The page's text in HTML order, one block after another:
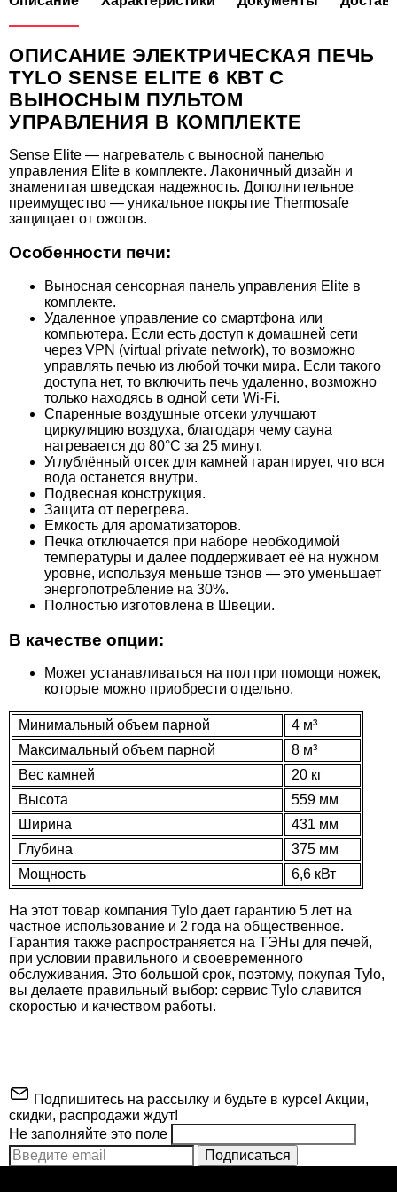
85.758
87.735
Инфракрасная панель Tylo 150 Вт, черная
87.735
Инфракрасная панель Tylo 150 Вт, серая
93.172
ОПИСАНИЕ ЭЛЕКТРИЧЕСКАЯ ПЕЧЬ
TYLO SENSE ELITE 6 КВТ С
ВЫНОСНЫМ ПУЛЬТОМ
УПРАВЛЕНИЯ В КОМПЛЕКТЕ
Sense Elite — нагреватель с выносной панелью
управления Elite в комплекте. Лаконичный дизайн и
знаменитая шведская надежность. Дополнительное
преимущество — уникальное покрытие Thermosafe
защищает от ожогов.
Особенности печи:
Выносная сенсорная панель управления Elite в
комплекте.
Удаленное управление со смартфона или
компьютера. Если есть доступ к домашней сети
через VPN (virtual private network), то возможно
управлять печью из любой точки мира. Если такого
доступа нет, то включить печь удаленно, возможно
только находясь в одной сети Wi-Fi.
Спаренные воздушные отсеки улучшают
циркуляцию воздуха, благодаря чему сауна
нагревается до 80°C за 25 минут.
Углублённый отсек для камней гарантирует, что вся
вода останется внутри.
Подвесная конструкция.
Защита от перегрева.
Емкость для ароматизаторов.
Печка отключается при наборе необходимой
температуры и далее поддерживает её на нужном
уровне, используя меньше тэнов — это уменьшает
энергопотребление на 30%.
Полностью изготовлена в Швеции.
В качестве опции:
Может устанавливаться на пол при помощи ножек,
которые можно приобрести отдельно.
Минимальный объем парной
4 м³
Максимальный объем парной
8 м³
Вес камней
20 кг
Высота
559 мм
Ширина
431 мм
Глубина
375 мм
Мощность
6,6 кВт
На этот товар компания Tylo дает гарантию 5 лет на
частное использование и 2 года на общественное.
Гарантия также распространяется на ТЭНы для печей,
при условии правильного и своевременного
обслуживания. Это большой срок, поэтому, покупая Tylo,
вы делаете правильный выбор: сервис Tylo славится
скоростью и качеством работы.
Производитель TYLO
ВНИМАНИЕ!
Подпишитесь на рассылку и будьте в курсе! Акции,
скидки, распродажи ждут!
Не заполняйте это поле
Подписаться